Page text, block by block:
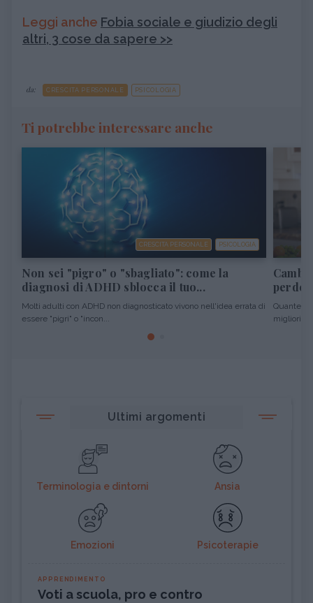
Leggi anche Fobia sociale e giudizio degli
altri, 3 cose da sapere >>
da: CRESCITA PERSONALE PSICOLOGIA
Ti potrebbe interessare anche
CRESCITA PERSONALE PSICOLOGIA
Non sei "pigro" o "sbagliato": come la
diagnosi di ADHD sblocca il tuo...
Molti adulti con ADHD non diagnosticato vivono nell'idea errata di
essere "pigri" o "incon...
Quante
migliori
Ultimi argomenti
Terminologia e dintorni Ansia
Emozioni Psicoterapie
APPRENDIMENTO
Voti a scuola, pro e contro